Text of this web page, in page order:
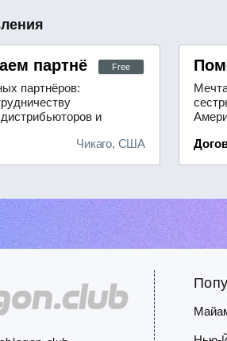
Free
Чикаго, США
партнёрам
партнёров:
и
нашему
система
4645